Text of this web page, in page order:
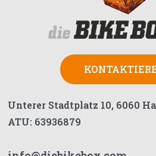
Unterer Stadtplatz 10, 6060
ATU: 63936879